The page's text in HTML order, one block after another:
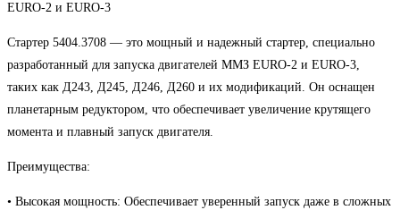
EURO-2 и EURO-3
Стартер 5404.3708 — это мощный и надежный стартер, специально
разработанный для запуска двигателей ММЗ EURO-2 и EURO-3,
таких как Д243, Д245, Д246, Д260 и их модификаций. Он оснащен
планетарным редуктором, что обеспечивает увеличение крутящего
момента и плавный запуск двигателя.
Преимущества:
• Высокая мощность: Обеспечивает уверенный запуск даже в сложных